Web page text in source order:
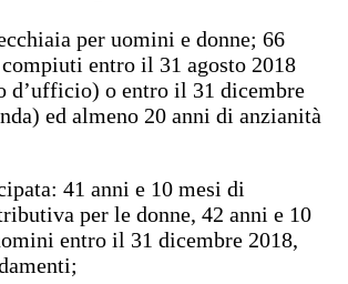
per uomini e donne; 66
entro il 31 agosto 2018
d’ufficio) o entro il 31 dicembre
ed almeno 20 anni di anzianità
41 anni e 10 mesi di
per le donne, 42 anni e 10
entro il 31 dicembre 2018,